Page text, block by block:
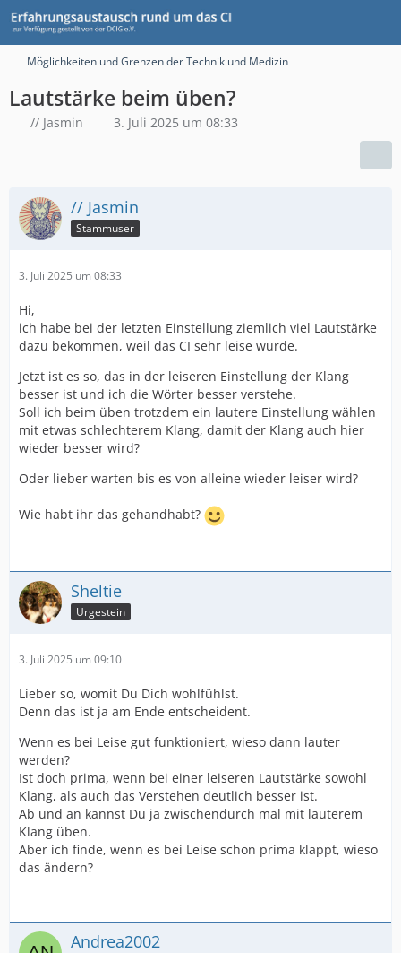
Möglichkeiten und Grenzen der Technik und Medizin
Lautstärke beim üben?
// Jasmin 3. Juli 2025 um 08:33
// Jasmin
Stammuser
3. Juli 2025 um 08:33
Hi,
ich habe bei der letzten Einstellung ziemlich viel Lautstärke
dazu bekommen, weil das CI sehr leise wurde.
Jetzt ist es so, das in der leiseren Einstellung der Klang
besser ist und ich die Wörter besser verstehe.
Soll ich beim üben trotzdem ein lautere Einstellung wählen
mit etwas schlechterem Klang, damit der Klang auch hier
wieder besser wird?
Oder lieber warten bis es von alleine wieder leiser wird?
Wie habt ihr das gehandhabt?
Sheltie
Urgestein
3. Juli 2025 um 09:10
Lieber so, womit Du Dich wohlfühlst.
Denn das ist ja am Ende entscheident.
Wenn es bei Leise gut funktioniert, wieso dann lauter
werden?
Ist doch prima, wenn bei einer leiseren Lautstärke sowohl
Klang, als auch das Verstehen deutlich besser ist.
Ab und an kannst Du ja zwischendurch mal mit lauterem
Klang üben.
Aber ich finde, wenn es bei Leise schon prima klappt, wieso
das ändern?
Andrea2002